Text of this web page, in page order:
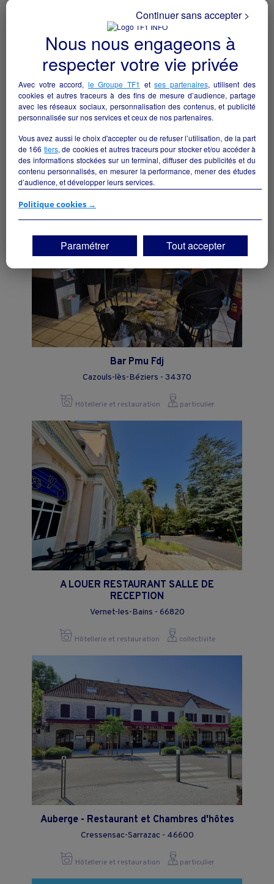
Multiservices
Courrensan - 32330
Hôtellerie et restauration
Bar Pmu Fdj
Cazouls-lès-Béziers - 34370
Hôtellerie et restauration particulier
A LOUER RESTAURANT SALLE DE
RECEPTION
Vernet-les-Bains - 66820
Hôtellerie et restauration collectivite
Auberge - Restaurant et Chambres d'hôtes
Cressensac-Sarrazac - 46600
Hôtellerie et restauration particulier
Nous nous engageons à
respecter votre vie privée
Avec votre accord, le Groupe TF1 etses partenaires, utilisent des
cookies et autres traceurs à des fins de mesure d’audience, partage
avec les réseaux sociaux, personnalisation des contenus, et publicité
personnalisée sur nos services et ceux de nos partenaires.
Vous avez aussi le choix d'accepter ou de refuser l’utilisation, de la part
de 166 tiers, de cookies et autres traceurs pour stocker et/ou accéder à
des informations stockées sur un terminal, diffuser des publicités et du
contenu personnalisés, en mesurer la performance, mener des études
d’audience, et développer leurs services.
Si vous continuez sans accepter, les fonctionnalités liées à la
vos centres d'intérêt. Seuls lescookies/traceurs techniquesseront
déposés et lus sur votre terminal.
Vous pouvez exprimer vos choix en cliquant sur "Tout accepter",
"Continuer sans accepter" ou "Paramétrer", et les modifier à tout
moment en cliquant sur le lien "Paramétrez vos choix" situé en bas de
Politique cookies →
Paramétrer
Continuer sans accepter >
Tout accepter